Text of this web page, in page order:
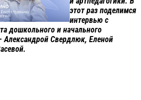
этот раз поделимся
интервью с
дошкольного и начального
Александрой Свердлюк, Еленой